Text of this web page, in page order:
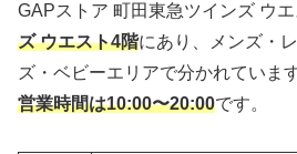
GAPストア 町田東急ツインズ ウエ
ズ ウエスト4階にあり、メンズ・
ズ・ベビーエリアで分かれています
営業時間は10:00〜20:00です。